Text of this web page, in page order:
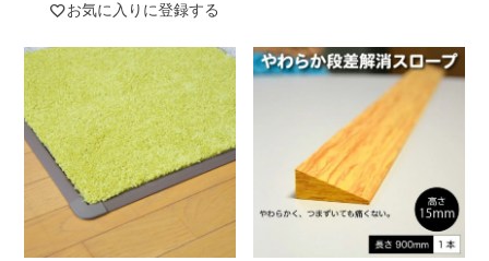
お気に入りに登録する